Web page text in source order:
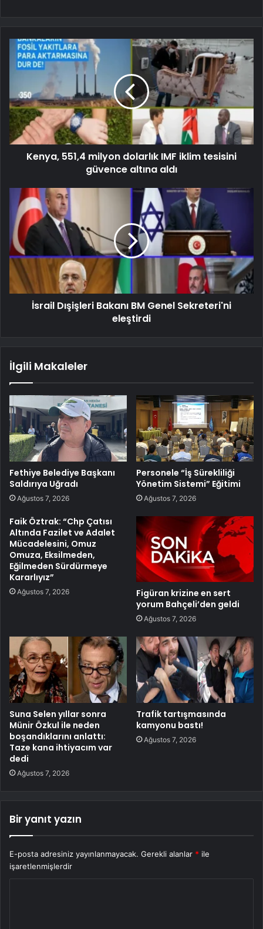
Kenya, 551,4 milyon dolarlık IMF iklim tesisini
güvence altına aldı
İsrail Dışişleri Bakanı BM Genel Sekreteri'ni
eleştirdi
İlgili Makaleler
Fethiye Belediye Başkanı
Saldırıya Uğradı
Ağustos 7, 2026
Personele “İş Sürekliliği
Yönetim Sistemi” Eğitimi
Ağustos 7, 2026
Faik Öztrak: “Chp Çatısı
Altında Fazilet ve Adalet
Mücadelesini, Omuz
Omuza, Eksilmeden,
Eğilmeden Sürdürmeye
Kararlıyız”
Ağustos 7, 2026
Figüran krizine en sert
yorum Bahçeli’den geldi
Ağustos 7, 2026
Suna Selen yıllar sonra
Münir Özkul ile neden
boşandıklarını anlattı:
Taze kana ihtiyacım var
dedi
Ağustos 7, 2026
Trafik tartışmasında
kamyonu bastı!
Ağustos 7, 2026
Bir yanıt yazın
E-posta adresiniz yayınlanmayacak. Gerekli alanlar * ile
işaretlenmişlerdir